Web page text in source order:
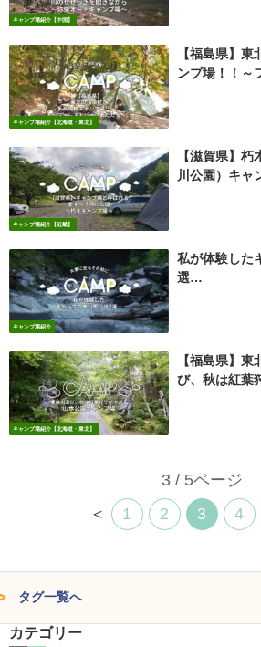
キャンプ場紹介【中国】
キャンプ場紹介【北海道・東北】
【福島県】
ンプ場！！～
キャンプ場紹介【近畿】
【滋賀県】
川公園）キャ
キャンプ場紹介
私が体験した
選…
キャンプ場紹介【北海道・東北】
【福島県】
び、秋は紅葉
3 / 5ページ
＜
1 2 3 4
タグ一覧へ
カテゴリー